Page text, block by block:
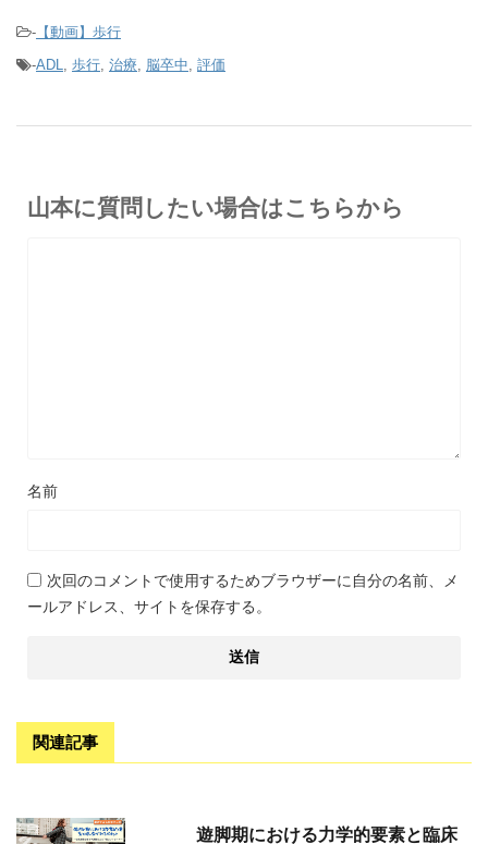
- 【動画】歩行
-ADL, 歩行, 治療, 脳卒中, 評価
山本に質問したい場合はこちらから
名前
次回のコメントで使用するためブラウザーに自分の名前、メ
ールアドレス、サイトを保存する。
関連記事
遊脚期における力学的要素と臨床